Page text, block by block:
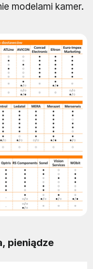
modelami kamer.
pieniądze